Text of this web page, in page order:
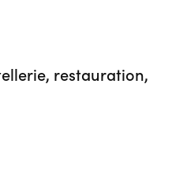
restauration,